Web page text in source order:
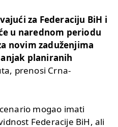
za Federaciju BiH i
u narednom periodu
novim zaduženjima
planiranih
prenosi Crna-
mogao imati
Federacije BiH, ali